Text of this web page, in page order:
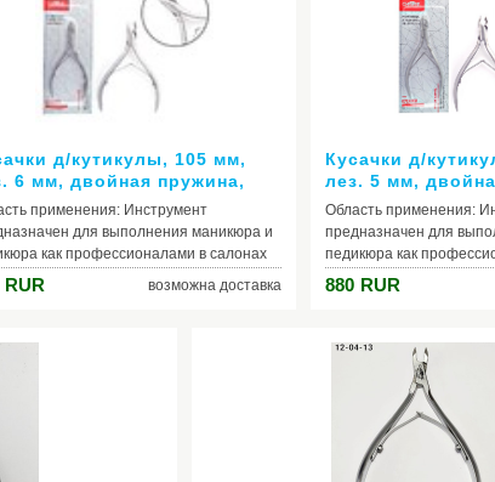
д/кутикулы, 105 мм,
6 мм, двойная пружина,
применения: Инструмент
для выполнения маникюра и
как профессионалами в салонах
так и в домашних условиях.
индивидуальной ручной заточке,
поверхностей. Особая ковка и
месте. При дезинфекции
рекомендуется использовать
с pH>7 и не нагревать свыше 300°
RUR возможна доставка
Кусачки д/
лез. 5 мм,
закругленные
Область применения:
предназначен для
педикюра как
красоты, так и в
Благодаря
рабочих поверхностей.
закалка обеспечивают
использования
предосторожности:
для детей месте. При
инструмента
средства с pH>7 и не
880 RUR